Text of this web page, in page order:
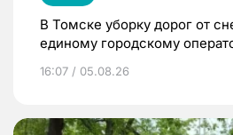
В Томске уборку дорог от
единому городскому
16:07 / 05.08.26